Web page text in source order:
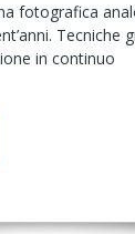
fotografica
Tecniche
in continuo